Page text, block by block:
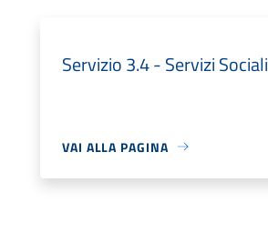
Servizio 3.4 - Servizi Sociali
VAI ALLA PAGINA